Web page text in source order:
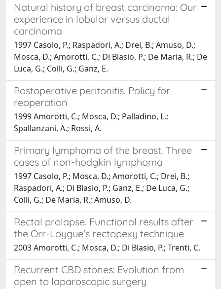
Natural history of breast carcinoma: Our
experience in lobular versus ductal
carcinoma
1997 Casolo, P.; Raspadori, A.; Drei, B.; Amuso, D.;
Mosca, D.; Amorotti, C.; Di Blasio, P.; De Maria, R.; De
Luca, G.; Colli, G.; Ganz, E.
Postoperative peritonitis. Policy for
reoperation
1999 Amorotti, C.; Mosca, D.; Palladino, L.;
Spallanzani, A.; Rossi, A.
Primary lymphoma of the breast. Three
cases of non-hodgkin lymphoma
1997 Casolo, P.; Mosca, D.; Amorotti, C.; Drei, B.;
Raspadori, A.; Di Blasio, P.; Ganz, E.; De Luca, G.;
Colli, G.; De Maria, R.; Amuso, D.
Rectal prolapse. Functional results after
the Orr-Loygue's rectopexy technique
2003 Amorotti, C.; Mosca, D.; Di Blasio, P.; Trenti, C.
Recurrent CBD stones: Evolution from
open to laparoscopic surgery